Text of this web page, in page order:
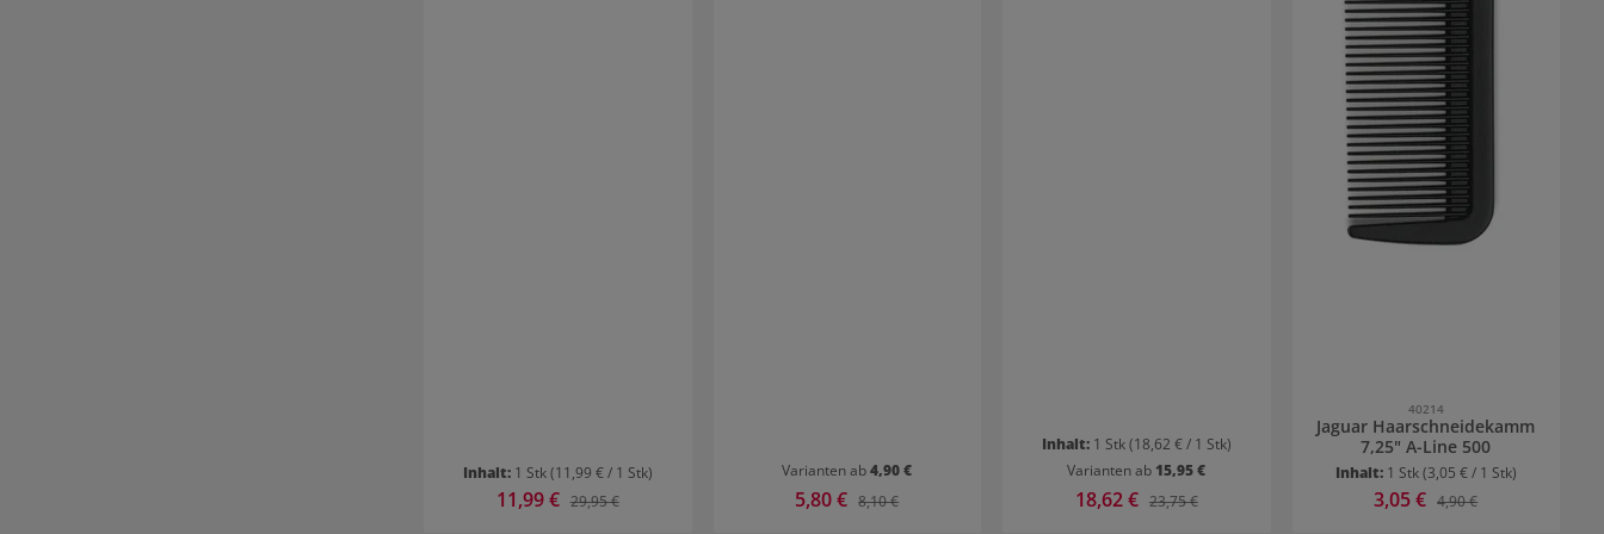
Inhalt: 1 Stk(11,99 € / 1 Stk)
Verkaufspreis:
11,99 € Regulärer Preis:
29,95 €
Varianten ab4,90 €
Verkaufspreis:
5,80 € Regulärer Preis:
8,10 €
Inhalt: 1 Stk(18,62 € / 1 Stk)
Varianten ab 15,95 €
Verkaufspreis:
18,62 € Regulärer Preis:
23,75 €
40214
Jaguar Haarschneidekamm
7,25" A-Line 500
Inhalt: 1 Stk(3,05 € / 1 Stk)
Verkaufspreis:
3,05 € Regulärer Preis:
4,90 €